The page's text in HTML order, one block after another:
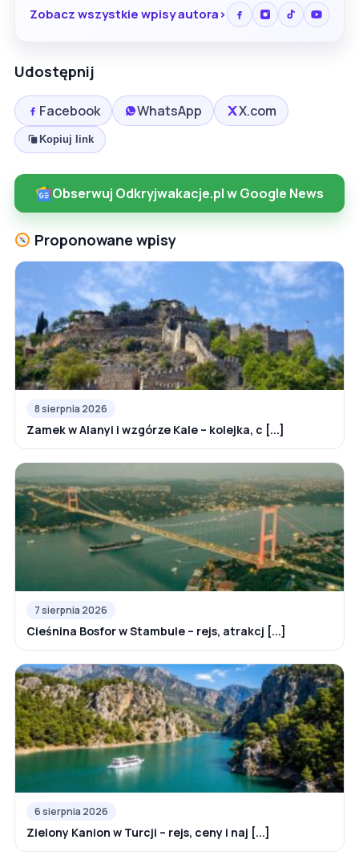
Zobacz wszystkie wpisy autora
Udostępnij
Facebook WhatsApp X.com
Kopiuj link
Obserwuj Odkryjwakacje.pl w Google News
Proponowane wpisy
8 sierpnia 2026
Zamek w Alanyi i wzgórze Kale – kolejka, c [...]
7 sierpnia 2026
Cieśnina Bosfor w Stambule – rejs, atrakcj [...]
6 sierpnia 2026
Zielony Kanion w Turcji – rejs, ceny i naj [...]